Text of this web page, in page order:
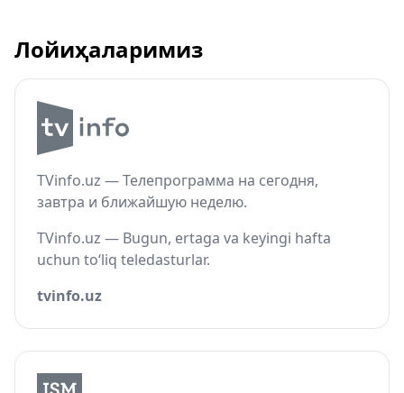
Лойиҳаларимиз
TVinfo.uz — Телепрограмма на сегодня,
завтра и ближайшую неделю.
TVinfo.uz — Bugun, ertaga va keyingi hafta
uchun to‘liq teledasturlar.
tvinfo.uz